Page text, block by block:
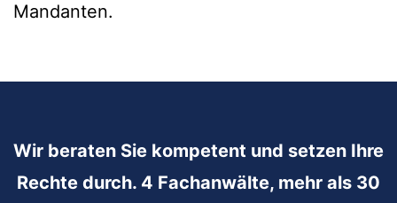
Mandanten.
Wir beraten Sie kompetent und setzen Ihre
Rechte durch. 4 Fachanwälte, mehr als 30